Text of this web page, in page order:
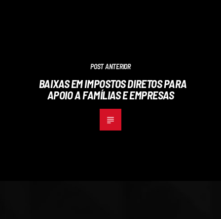
POST ANTERIOR
BAIXAS EM IMPOSTOS DIRETOS PARA
APOIO A FAMÍLIAS E EMPRESAS